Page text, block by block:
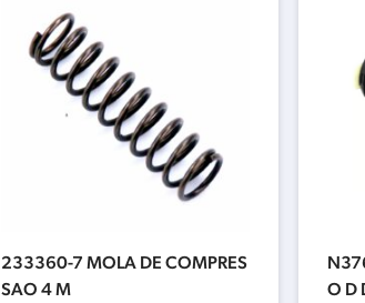
233360-7 MOLA DE COMPRES
SAO 4 M
O D